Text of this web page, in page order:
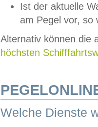
Ist der aktuelle
am Pegel vor,
Alternativ können die
höchsten
Welche Dienste